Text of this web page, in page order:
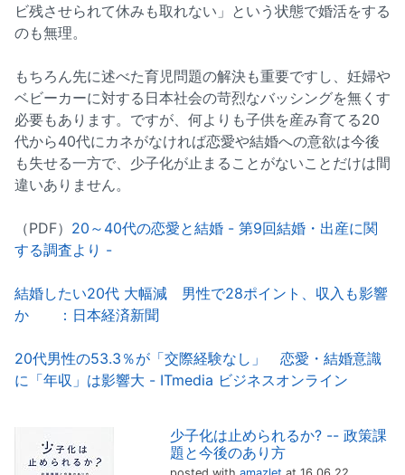
ビ残させられて休みも取れない」という状態で婚活をする
のも無理。
もちろん先に述べた育児問題の解決も重要ですし、妊婦や
ベビーカーに対する日本社会の苛烈なバッシングを無くす
必要もあります。ですが、何よりも子供を産み育てる20
代から40代にカネがなければ恋愛や結婚への意欲は今後
も失せる一方で、少子化が止まることがないことだけは間
違いありません。
（PDF） 20～40代の恋愛と結婚 - 第9回結婚・出産に関
する調査より -
結婚したい20代 大幅減 男性で28ポイント、収入も影響
か ：日本経済新聞
20代男性の53.3％が「交際経験なし」 恋愛・結婚意識
に「年収」は影響大 - ITmedia ビジネスオンライン
少子化は止められるか? -- 政策課
題と今後のあり方